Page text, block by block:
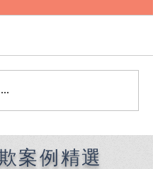
戶被當人頭戶】
、警方通知？該
案例精選